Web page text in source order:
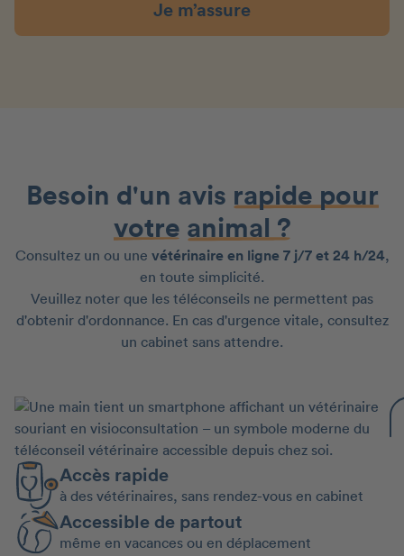
Je m’assure
Besoin d'un avis rapide pour
votre animal ?
Consultez un ou une vétérinaire en ligne 7 j/7 et 24 h/24,
en toute simplicité.
Veuillez noter que les téléconseils ne permettent pas
d'obtenir d'ordonnance. En cas d'urgence vitale, consultez
un cabinet sans attendre.
Accès rapide
à des vétérinaires, sans rendez-vous en cabinet
Accessible de partout
même en vacances ou en déplacement